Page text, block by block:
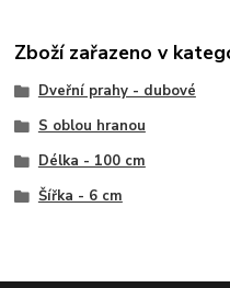
Zboží zařazeno v
Dveřní prahy - dubové
S oblou hranou
Délka - 100 cm
Šířka - 6 cm